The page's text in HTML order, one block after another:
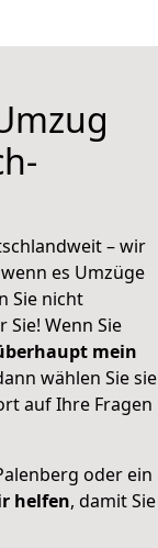
– wir
es Umzüge
Sie nicht
Wenn Sie
mein
wählen Sie sie
auf Ihre Fragen
oder ein
helfen, damit Sie